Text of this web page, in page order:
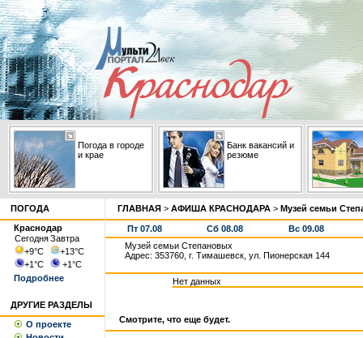
Погода в городе
и крае
Банк вакансий и
резюме
ПОГОДА
Краснодар
СегодняЗавтра
+9°С +13°С
+1°С +1°С
Подробнее
ДРУГИЕ РАЗДЕЛЫ
О проекте
ГЛАВНАЯ > АФИША КРАСНОДАРА > Музей семьи
Пт 07.08 Сб 08.08
Вс 09.08
Музей семьи Степановых
Адрес: 353760, г. Тимашевск, ул. Пионерская 144
Нет данных
Смотрите, что еще будет.